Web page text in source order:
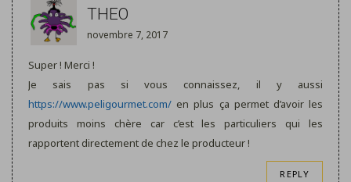
THEO
novembre 7, 2017
Super ! Merci !
Je sais pas si vous connaissez, il y aussi
https://www.peligourmet.com/ en plus ça permet d’avoir les
produits moins chère car c’est les particuliers qui les
rapportent directement de chez le producteur !
REPLY